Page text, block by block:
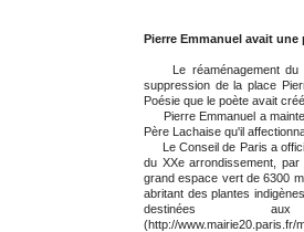
Pierre Emmanuel avait
Le réaménagement du
suppression de la place
Poésie que le poète avait
Pierre Emmanuel a
Père Lachaise qu'il
Le Conseil de Paris a
du XXe arrondissement,
grand espace vert de 6300
abritant des plantes
destinées
(http://www.mairie20.paris.fr/